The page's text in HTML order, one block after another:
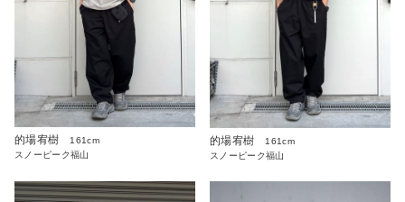
的場宥樹
161cm
スノーピーク福山
的場宥樹
161cm
スノーピーク福山